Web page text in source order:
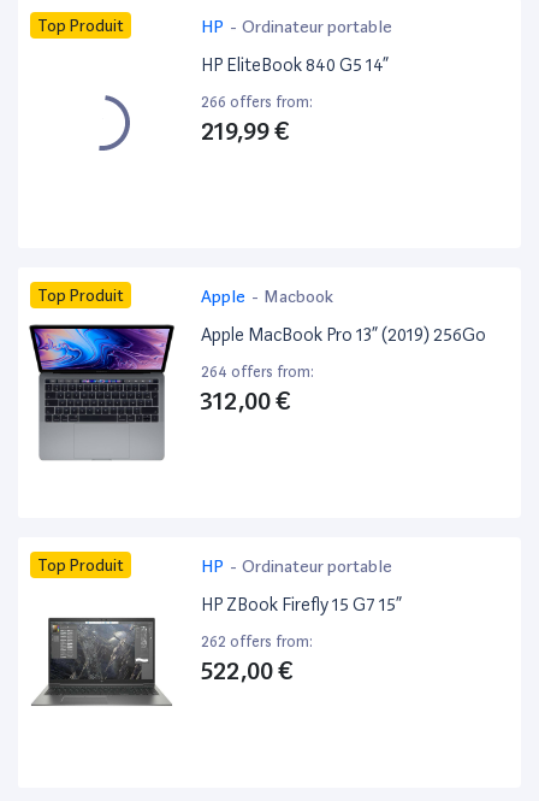
Top Produit HP - Ordinateur portable
HP EliteBook 840 G5 14”
266 offers from:
219,99 €
Top Produit Apple - Macbook
Apple MacBook Pro 13” (2019) 256Go
264 offers from:
312,00 €
Top Produit HP - Ordinateur portable
HP ZBook Firefly 15 G7 15”
262 offers from:
522,00 €